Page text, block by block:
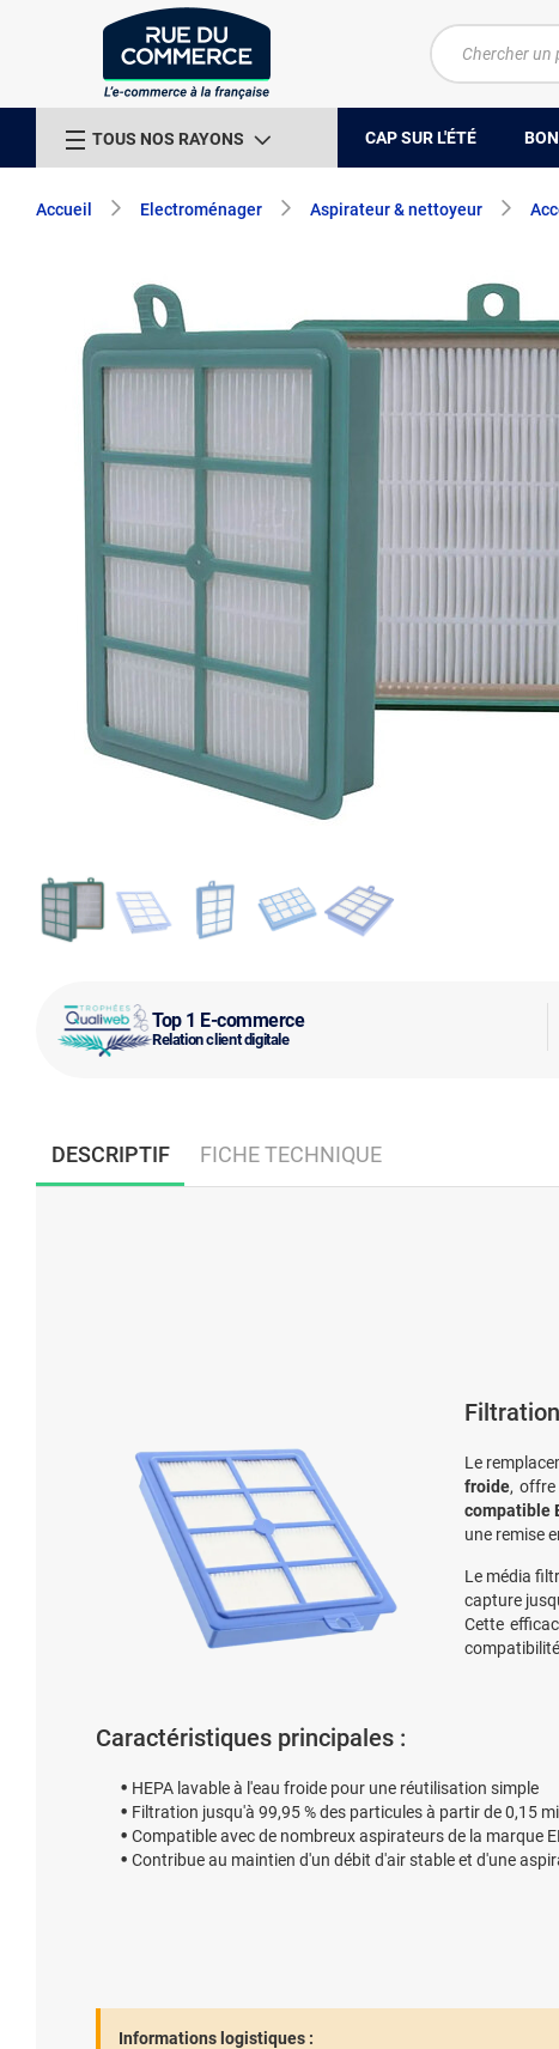
TOUS NOS RAYONS CAP SUR L'ÉTÉ
Accueil Electroménager Aspirateur & nettoyeur
Top 1 E-commerce
Relation client digitale
DESCRIPTIF FICHE TECHNIQUE
Le
froide, offre
compatible
une remise
Le média
capture
Cette
Caractéristiques principales :
HEPA lavable à l'eau froide pour une réutilisation simple
Filtration jusqu'à 99,95 % des particules à partir de 0,15
Compatible avec de nombreux aspirateurs de la marque
Contribue au maintien d'un débit d'air stable et d'une
Informations logistiques :